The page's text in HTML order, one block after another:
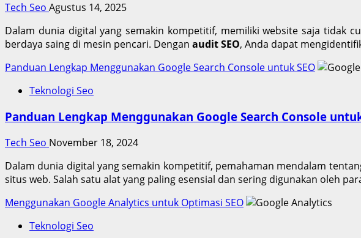
Tech Seo Agustus 14, 2025
Dalam dunia digital yang semakin kompetitif, memiliki website saja tidak
berdaya saing di mesin pencari. Dengan audit SEO, Anda dapat
Panduan Lengkap Menggunakan Google Search Console untuk SEO
Teknologi Seo
Panduan Lengkap Menggunakan Google Search Console
Tech Seo November 18, 2024
Dalam dunia digital yang semakin kompetitif, pemahaman mendalam
situs web. Salah satu alat yang paling esensial dan sering digunakan oleh
Menggunakan Google Analytics untuk Optimasi SEO
Teknologi Seo